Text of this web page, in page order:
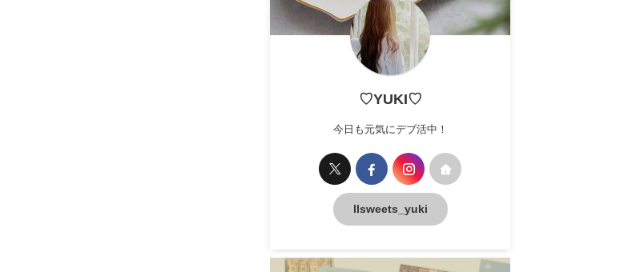
♡YUKI♡
今日も元気にデブ活中！
llsweets_yuki